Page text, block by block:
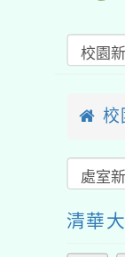
校
清華